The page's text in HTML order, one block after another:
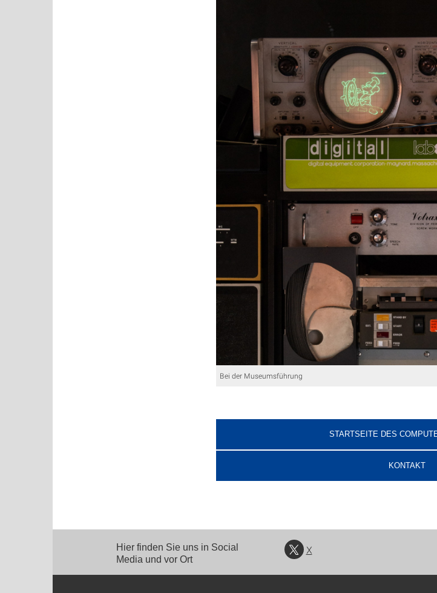
Bei der Museumsführung
STARTSEITE DES
KONTAKT
Hier finden Sie uns in Social
Media und vor Ort
X